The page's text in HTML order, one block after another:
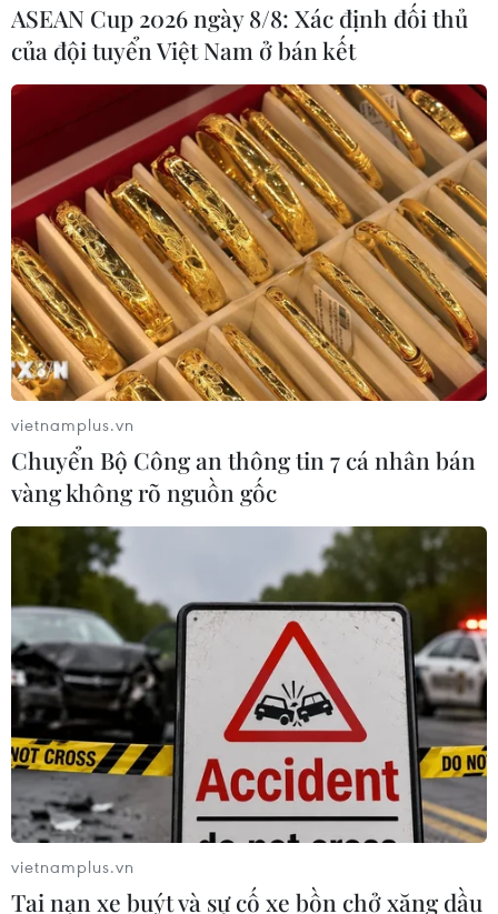
TIN CÙNG CHUYÊN MỤC
Giá gạo Việt Nam đi ngược xu hướng
với các nước xuất khẩu lớn
09/08/2026 04:23
Galaxy Z Fold 8 vượt bản
Ultra, trở thành 'át chủ bài' doanh số
tại Việt Nam?
09/08/2026 04:14
ASEAN Cup 2026 ngày 8/8: Xác định đối thủ
của đội tuyển Việt Nam ở bán kết
vietnamplus.vn
Chuyển Bộ Công an thông tin 7 cá nhân bán
vàng không rõ nguồn gốc
vietnamplus.vn
Tai nạn xe buýt và sự cố xe bồn chở xăng dầu